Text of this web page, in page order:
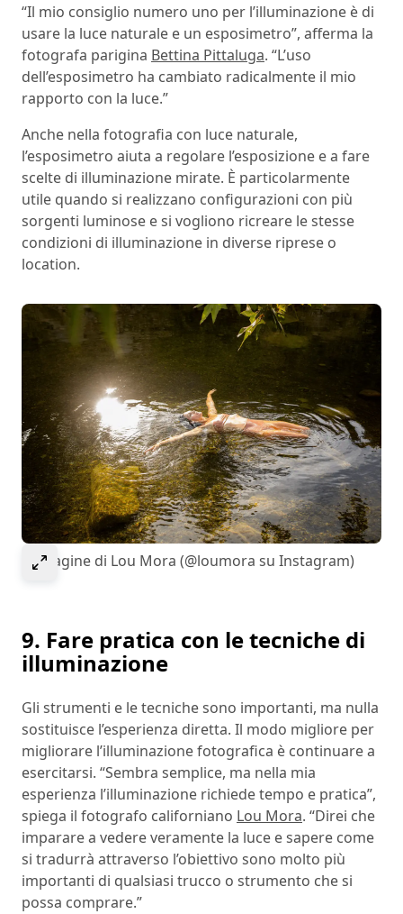
“Il mio consiglio numero uno per l’illuminazione è di
usare la luce naturale e un esposimetro”, afferma la
fotografa parigina Bettina Pittaluga. “L’uso
dell’esposimetro ha cambiato radicalmente il mio
rapporto con la luce.”
Anche nella fotografia con luce naturale,
l’esposimetro aiuta a regolare l’esposizione e a fare
scelte di illuminazione mirate. È particolarmente
utile quando si realizzano configurazioni con più
sorgenti luminose e si vogliono ricreare le stesse
condizioni di illuminazione in diverse riprese o
location.
Select to expand image
Immagine di Lou Mora (@loumora su Instagram)
9. Fare pratica con le tecniche di
illuminazione
Gli strumenti e le tecniche sono importanti, ma nulla
sostituisce l’esperienza diretta. Il modo migliore per
migliorare l’illuminazione fotografica è continuare a
esercitarsi. “Sembra semplice, ma nella mia
esperienza l’illuminazione richiede tempo e pratica”,
spiega il fotografo californiano Lou Mora. “Direi che
imparare a vedere veramente la luce e sapere come
si tradurrà attraverso l’obiettivo sono molto più
importanti di qualsiasi trucco o strumento che si
possa comprare.”